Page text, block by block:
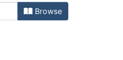
Browse